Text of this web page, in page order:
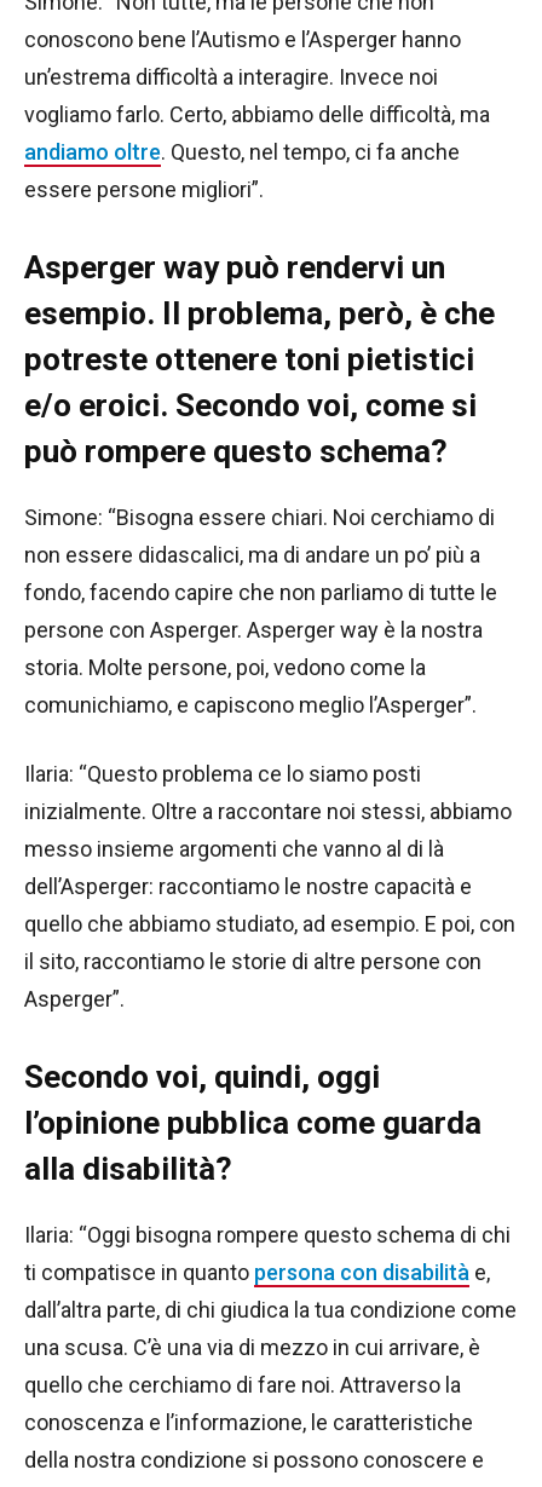
conoscono bene l’Autismo e l’Asperger hanno
un’estrema difficoltà a interagire. Invece noi
vogliamo farlo. Certo, abbiamo delle difficoltà, ma
andiamo oltre. Questo, nel tempo, ci fa anche
essere persone migliori”.
Asperger way può rendervi un
esempio. Il problema, però, è che
potreste ottenere toni pietistici
e/o eroici. Secondo voi, come si
può rompere questo schema?
Simone: “Bisogna essere chiari. Noi cerchiamo di
non essere didascalici, ma di andare un po’ più a
fondo, facendo capire che non parliamo di tutte le
persone con Asperger. Asperger way è la nostra
storia. Molte persone, poi, vedono come la
comunichiamo, e capiscono meglio l’Asperger”.
Ilaria: “Questo problema ce lo siamo posti
inizialmente. Oltre a raccontare noi stessi, abbiamo
messo insieme argomenti che vanno al di là
dell’Asperger: raccontiamo le nostre capacità e
quello che abbiamo studiato, ad esempio. E poi, con
il sito, raccontiamo le storie di altre persone con
Asperger”.
Secondo voi, quindi, oggi
l’opinione pubblica come guarda
alla disabilità?
Ilaria: “Oggi bisogna rompere questo schema di chi
ti compatisce in quanto persona con disabilità e,
dall’altra parte, di chi giudica la tua condizione come
una scusa. C’è una via di mezzo in cui arrivare, è
quello che cerchiamo di fare noi. Attraverso la
conoscenza e l’informazione, le caratteristiche
della nostra condizione si possono conoscere e